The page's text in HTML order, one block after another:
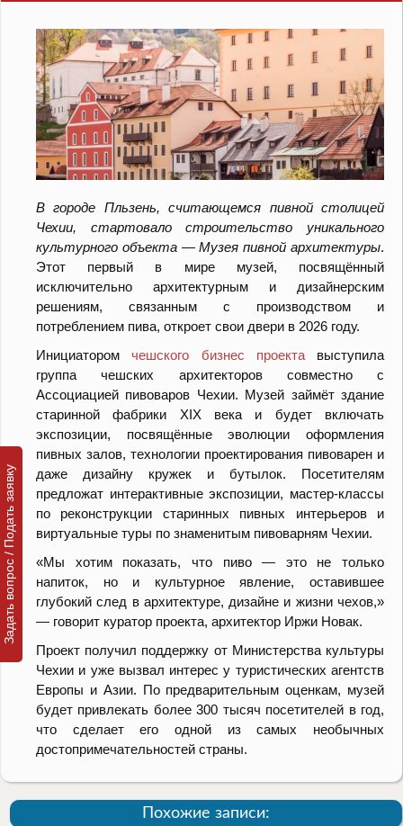
В городе Пльзень, считающемся пивной столицей
Чехии, стартовало строительство уникального
культурного объекта — Музея пивной архитектуры.
Этот первый в мире музей, посвящённый
исключительно архитектурным и дизайнерским
решениям, связанным с производством и
потреблением пива, откроет свои двери в 2026 году.
Инициатором чешского бизнес проектавыступила
группа чешских архитекторов совместно с
Ассоциацией пивоваров Чехии. Музей займёт здание
старинной фабрики XIX века и будет включать
экспозиции, посвящённые эволюции оформления
пивных залов, технологии проектирования пивоварен и
даже дизайну кружек и бутылок. Посетителям
предложат интерактивные экспозиции, мастер-классы
по реконструкции старинных пивных интерьеров и
виртуальные туры по знаменитым пивоварням Чехии.
«Мы хотим показать, что пиво — это не только
напиток, но и культурное явление, оставившее
глубокий след в архитектуре, дизайне и жизни чехов,»
— говорит куратор проекта, архитектор Иржи Новак.
Проект получил поддержку от Министерства культуры
Чехии и уже вызвал интерес у туристических агентств
Европы и Азии. По предварительным оценкам, музей
будет привлекать более 300 тысяч посетителей в год,
что сделает его одной из самых необычных
достопримечательностей страны.
Похожие записи:
Задать вопрос / Подать заявку